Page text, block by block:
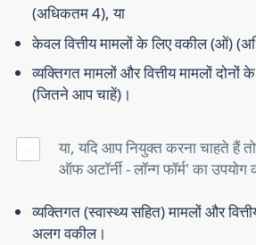
(अधिकतम 4), या
केवल वित्तीय मामलों के लिए वकील (ओं)
व्यक्तिगत मामलों और वित्तीय मामलों दोनों
(जितने आप चाहें)।
या, यदि आप नियुक्त करना चाहते हैं तो
ऑफ अटॉर्नी - लॉन्ग फॉर्म' का उपयोग
व्यक्तिगत (स्वास्थ्य सहित) मामलों और
अलग वकील।